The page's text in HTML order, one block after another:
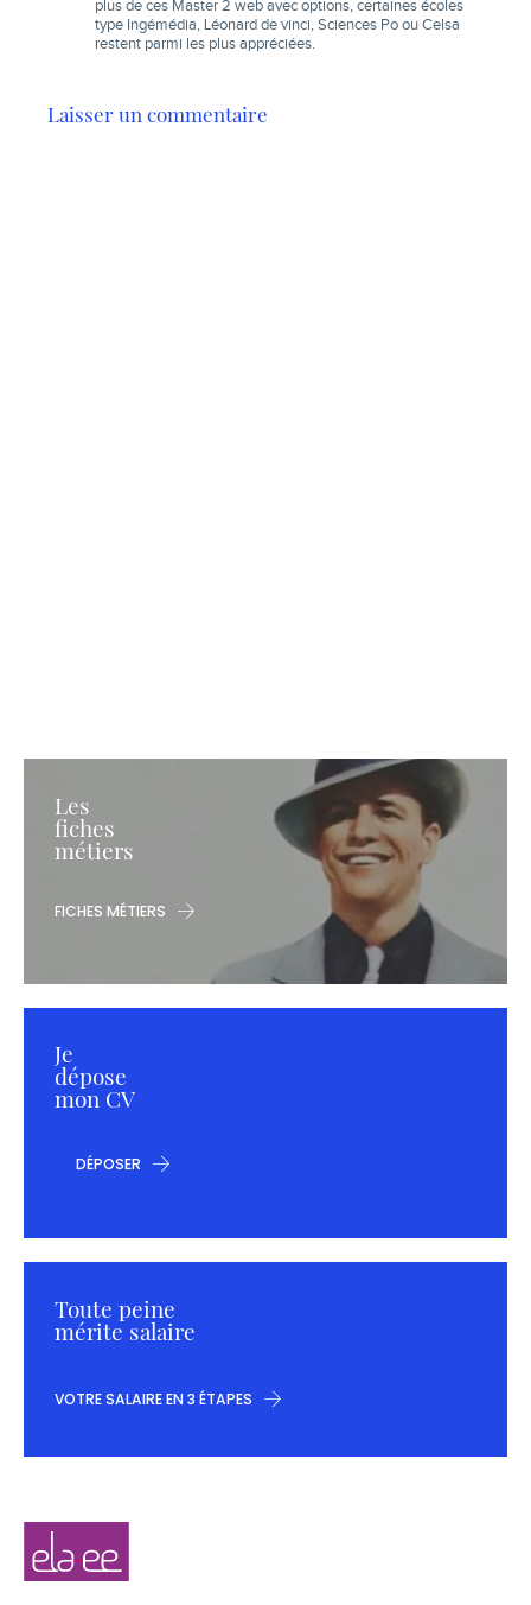
plus de ces Master 2 web avec options, certaines écoles
type Ingémédia, Léonard de vinci, Sciences Po ou Celsa
restent parmi les plus appréciées.
Laisser un commentaire
Les
fiches
métiers
FICHES MÉTIERS
Je
dépose
mon CV
DÉPOSER
Toute peine
mérite salaire
VOTRE SALAIRE EN 3 ÉTAPES
Navigation
secondaire
Elaee